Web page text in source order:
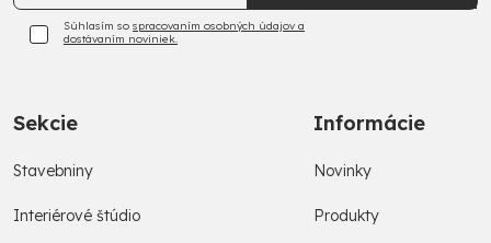
Súhlasím so spracovaním osobných údajov a
dostávaním noviniek.
Sekcie
Stavebniny
Interiérové štúdio
Informácie
Novinky
Produkty